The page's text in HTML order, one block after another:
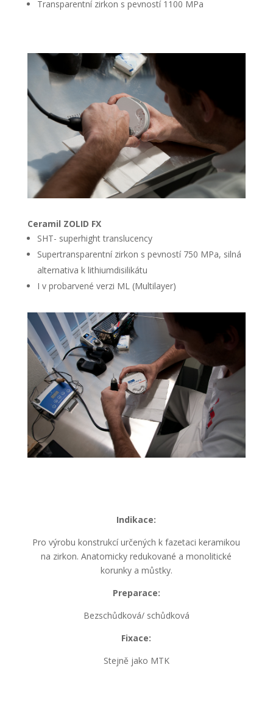
Transparentní zirkon s pevností 1100 MPa
Ceramil ZOLID FX
SHT- superhight translucency
Supertransparentní zirkon s pevností 750 MPa, silná
alternativa k lithiumdisilikátu
I v probarvené verzi ML (Multilayer)
Indikace:
Pro výrobu konstrukcí určených k fazetaci keramikou
na zirkon. Anatomicky redukované a monolitické
korunky a můstky.
Preparace:
Bezschůdková/ schůdková
Fixace:
Stejně jako MTK